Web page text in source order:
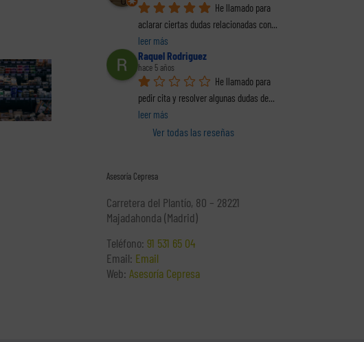
Es momento de
emprender. Darse
de alta como
Es momento de
emprender. Darse
de alta como
Es momento de
emprender. Darse
He llamado para
aclarar ciertas dudas relacionadas con
leer más
Raquel Rodriguez
hace 5 años
He llamado para
pedir cita y resolver algunas dudas de
leer más
Ver todas las reseñas
Asesoría Cepresa
Carretera del Plantío, 80 – 28221
Majadahonda (Madrid)
Teléfono: 91 531 65 04
Email: Email
Web: Asesoría Cepresa